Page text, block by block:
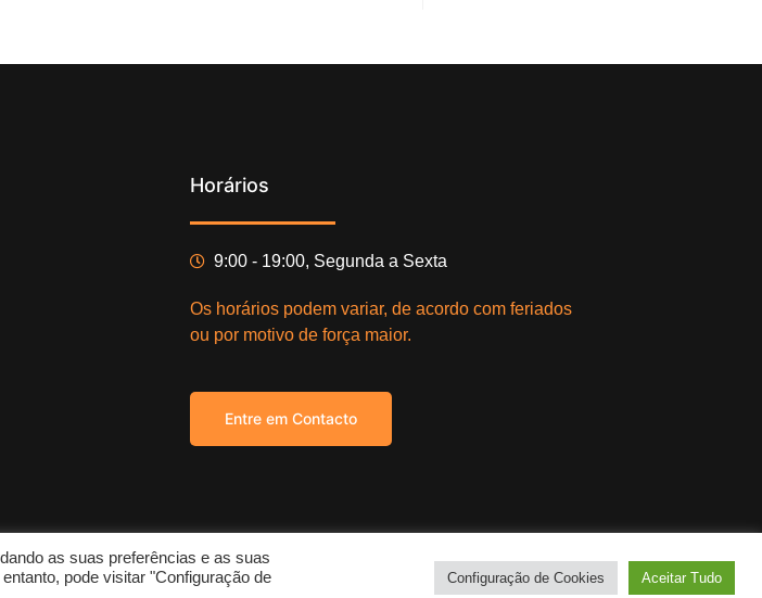
Horários
9:00 - 19:00, Segunda a Sexta
Os horários podem variar, de acordo com feriados
ou por motivo de força maior.
Entre em Contacto
Copyright © 2021. Todos os direitos reservados.
as suas preferências e as suas
pode visitar "Configuração de
Configuração de Cookies Aceitar Tudo